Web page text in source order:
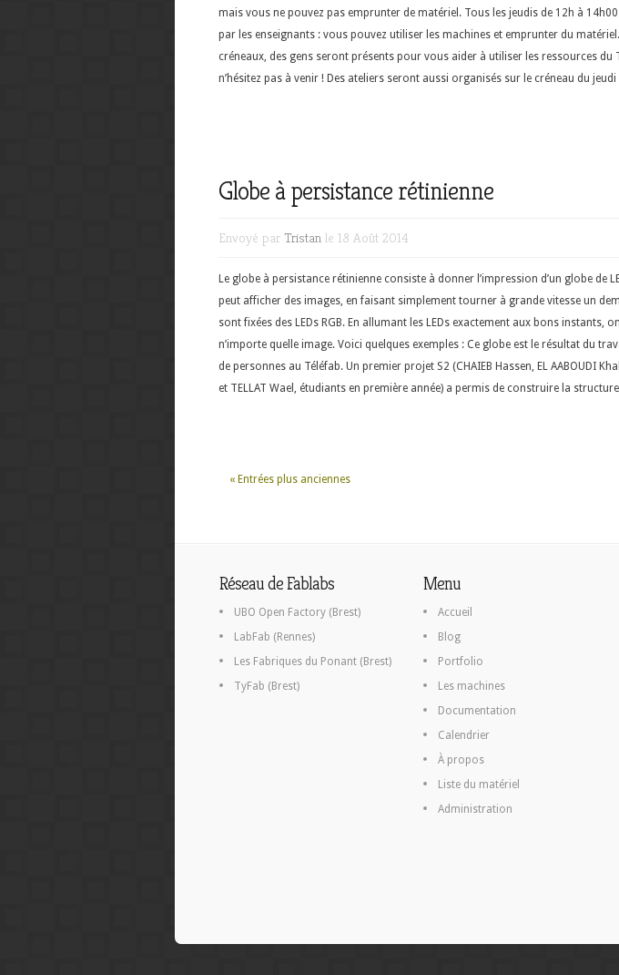
mais vous ne pouvez pas emprunter de matériel. Tous les jeudis de 12h à
par les enseignants : vous pouvez utiliser les machines et emprunter du
créneaux, des gens seront présents pour vous aider à utiliser les ressources du
n’hésitez pas à venir ! Des ateliers seront aussi organisés sur le créneau du
Globe à persistance rétinienne
Envoyé par Tristan le 18 Août 2014
Le globe à persistance rétinienne consiste à donner l’impression d’un globe de
peut afficher des images, en faisant simplement tourner à grande vitesse un
sont fixées des LEDs RGB. En allumant les LEDs exactement aux bons instants,
n’importe quelle image. Voici quelques exemples : Ce globe est le résultat du
de personnes au Téléfab. Un premier projet S2 (CHAIEB Hassen, EL AABOUDI
et TELLAT Wael, étudiants en première année) a permis de construire la
« Entrées plus anciennes
Réseau de Fablabs
UBO Open Factory (Brest)
LabFab (Rennes)
Les Fabriques du Ponant (Brest)
TyFab (Brest)
Menu
Accueil
Blog
Portfolio
Les machines
Documentation
Calendrier
À propos
Liste du matériel
Administration